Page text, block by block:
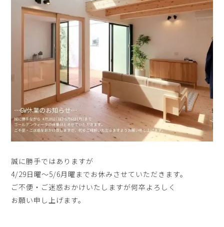
誠に勝手ではありますが
4/29日曜～5/6月曜までお休みさせていただきます。
ご不便・ご迷惑おかけいたしますが何卒よろしく
お願い申し上げます。